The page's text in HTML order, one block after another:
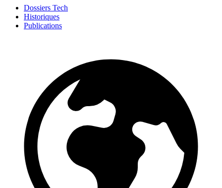
Dossiers Tech
Historiques
Publications